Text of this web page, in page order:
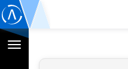
Navigation
umschalten